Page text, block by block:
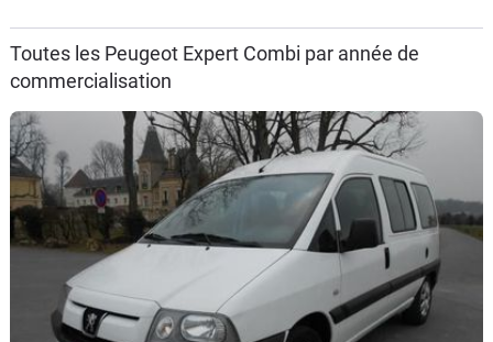
Services
Forum
Moto
Marques
Toutes les Peugeot Expert Combi par année de
commercialisation